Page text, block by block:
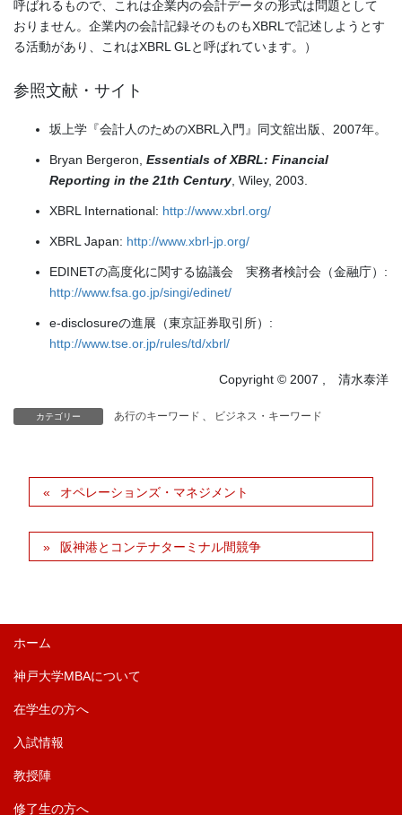
呼ばれるもので、これは企業内の会計データの形式は問題として
おりません。企業内の会計記録そのものもXBRLで記述しようとす
る活動があり、これはXBRL GLと呼ばれています。）
参照文献・サイト
坂上学『会計人のためのXBRL入門』同文舘出版、2007年。
Bryan Bergeron, Essentials of XBRL: Financial
Reporting in the 21th Century , Wiley, 2003.
XBRL International: http://www.xbrl.org/
XBRL Japan: http://www.xbrl-jp.org/
EDINETの高度化に関する協議会 実務者検討会（金融庁）:
http://www.fsa.go.jp/singi/edinet/
e-disclosureの進展（東京証券取引所）:
http://www.tse.or.jp/rules/td/xbrl/
Copyright © 2007 , 清水泰洋
カテゴリー あ行のキーワード 、 ビジネス・キーワード
オペレーションズ・マネジメント
阪神港とコンテナターミナル間競争
ホーム
神戸大学MBAについて
在学生の方へ
入試情報
教授陣
修了生の方へ